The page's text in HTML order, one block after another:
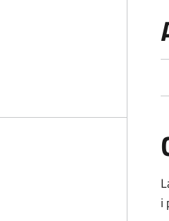
i